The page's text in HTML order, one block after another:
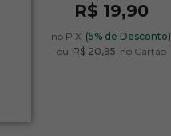
R$ 19,90
no PIX (5% de Desconto)
ou R$ 20,95 no Cartão